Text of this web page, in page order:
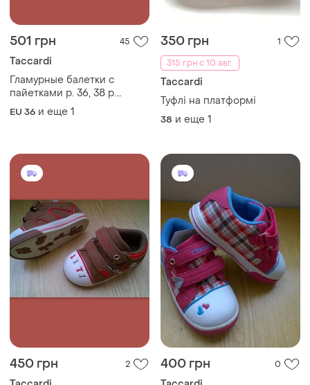
501 грн 45
Taccardi
Гламурные балетки с
пайетками р. 36, 38 р.
складываются в чехол,
EU 36 и еще 1
350 грн
1
315 грн с 10 авг.
Taccardi
Туфлі на платформі
38 и еще 1
450 грн 2 400 грн 0